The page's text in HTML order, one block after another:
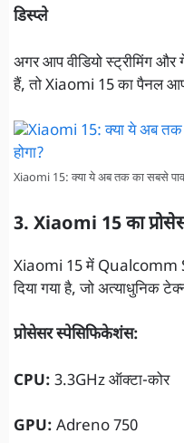
डिस्प्ले
अगर आप वीडियो स्ट्रीमिंग और
हैं, तो Xiaomi 15 का पैनल
Xiaomi 15: क्या ये अब तक का सबसे
3. Xiaomi 15 का
Xiaomi 15 में Qualcomm
दिया गया है, जो अत्याधुनिक
प्रोसेसर स्पेसिफिकेशंस:
CPU: 3.3GHz ऑक्टा-कोर
GPU: Adreno 750